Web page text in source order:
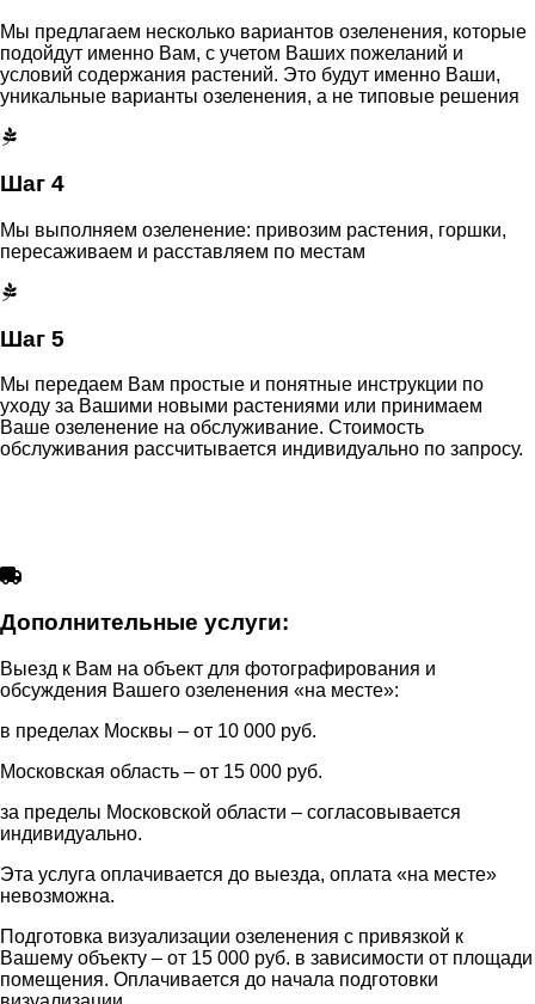
Мы предлагаем несколько вариантов озеленения, которые
подойдут именно Вам, с учетом Ваших пожеланий и
условий содержания растений. Это будут именно Ваши,
уникальные варианты озеленения, а не типовые решения
Шаг 4
Мы выполняем озеленение: привозим растения, горшки,
пересаживаем и расставляем по местам
Шаг 5
Мы передаем Вам простые и понятные инструкции по
уходу за Вашими новыми растениями или принимаем
Ваше озеленение на обслуживание. Стоимость
обслуживания рассчитывается индивидуально по запросу.
Дополнительные услуги:
Выезд к Вам на объект для фотографирования и
обсуждения Вашего озеленения «на месте»:
в пределах Москвы – от 10 000 руб.
Московская область – от 15 000 руб.
за пределы Московской области – согласовывается
индивидуально.
Эта услуга оплачивается до выезда, оплата «на месте»
невозможна.
Подготовка визуализации озеленения с привязкой к
Вашему объекту – от 15 000 руб. в зависимости от площади
помещения. Оплачивается до начала подготовки